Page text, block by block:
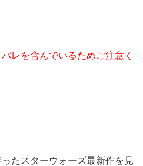
レを含んでいるためご注意く
たスターウォーズ最新作を見